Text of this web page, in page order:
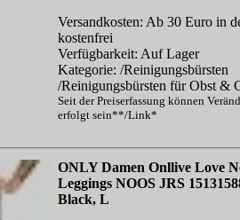
Versandkosten: Ab 30 Euro in
kostenfrei
Verfügbarkeit: Auf Lager
Kategorie: /Reinigungsbürsten
/Reinigungsbürsten für Obst &
Seit der Preiserfassung können
erfolgt sein**/Link*
ONLY Damen Onllive Love
Leggings NOOS JRS
Black, L